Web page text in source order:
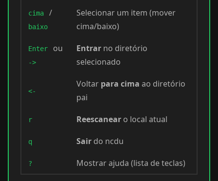
cima /
baixo
Selecionar um item (mover
cima/baixo)
Enter ou
->
Entrar no diretório
selecionado
<-
Voltar para cima ao diretório
pai
r Reescanear o local atual
q Sair do ncdu
? Mostrar ajuda (lista de teclas)